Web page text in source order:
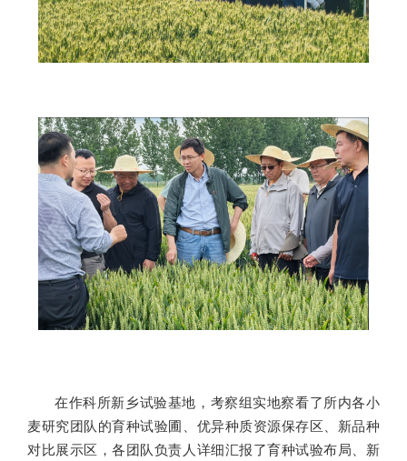
在作科所新乡试验基地，考察组实地察看了所内各小
麦研究团队的育种试验圃、优异种质资源保存区、新品种
对比展示区，各团队负责人详细汇报了育种试验布局、新